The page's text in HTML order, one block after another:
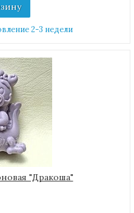
2-3 недели
"Дракоша"